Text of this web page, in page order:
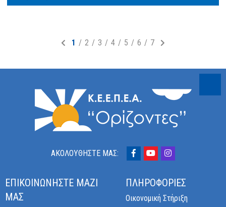
1 (current)
2 3 4 5 6 7
ΑΚΟΛΟΎΘΗΣΤΈ ΜΑΣ:
ΕΠΙΚΟΙΝΩΝΉΣΤΕ ΜΑΖΊ
ΜΑΣ
ΠΛΗΡΟΦΟΡΊΕΣ
Οικονομική Στήριξη